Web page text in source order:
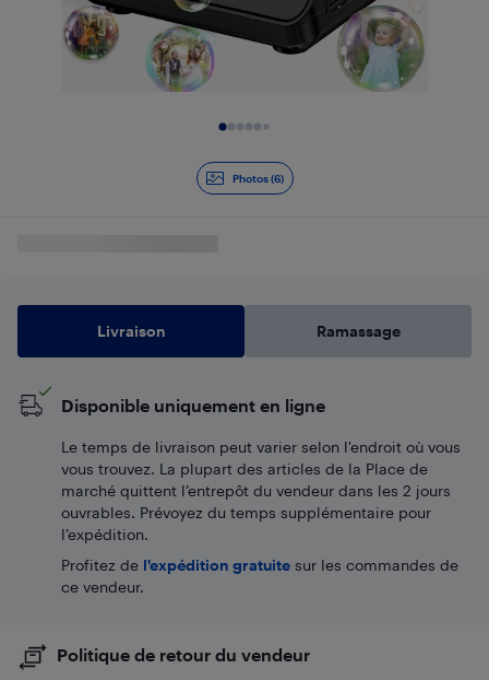
Photos (6)
Livraison Ramassage
Disponible uniquement en ligne
Le temps de livraison peut varier selon l'endroit où vous
vous trouvez. La plupart des articles de la Place de
marché quittent l’entrepôt du vendeur dans les 2 jours
ouvrables. Prévoyez du temps supplémentaire pour
l’expédition.
Profitez de l'expédition gratuite sur les commandes de
ce vendeur.
Politique de retour du vendeur